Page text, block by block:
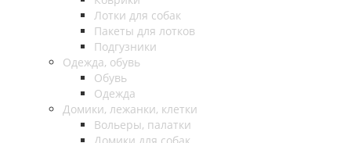
Лотки для собак
Пакеты для лотков
Подгузники
Одежда, обувь
Обувь
Одежда
Домики, лежанки, клетки
Вольеры, палатки